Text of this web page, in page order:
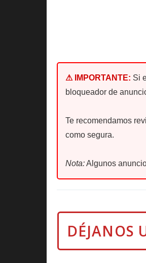
⚠ IMPORTANTE: Si
bloqueador de
Te recomendamos
como segura.
Nota:Algunos